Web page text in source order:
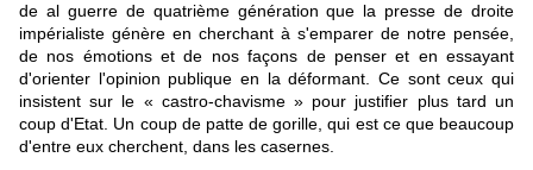
de al guerre de quatrième génération que la presse de droite
impérialiste génère en cherchant à s'emparer de notre pensée,
de nos émotions et de nos façons de penser et en essayant
d'orienter l'opinion publique en la déformant. Ce sont ceux qui
insistent sur le « castro-chavisme » pour justifier plus tard un
coup d'Etat. Un coup de patte de gorille, qui est ce que beaucoup
d'entre eux cherchent, dans les casernes.